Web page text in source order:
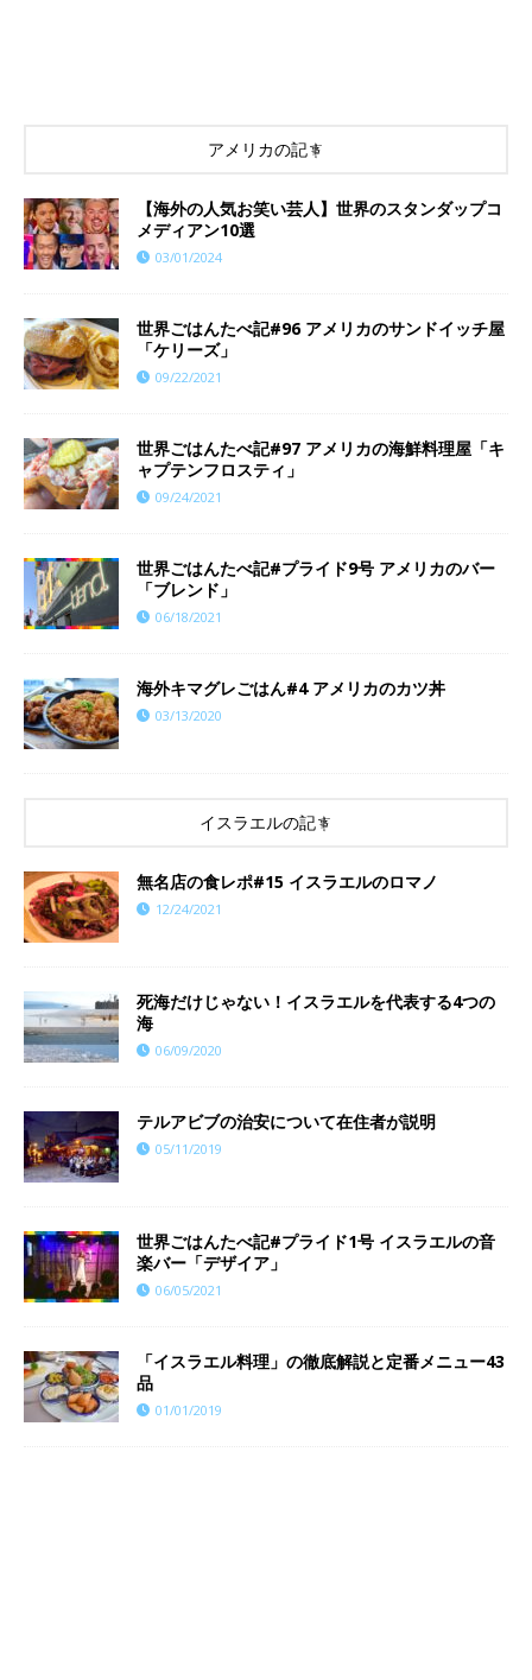
アメリカの記事
【海外の人気お笑い芸人】世界のスタンダップコ
メディアン10選
03/01/2024
世界ごはんたべ記#96 アメリカのサンドイッチ屋
「ケリーズ」
09/22/2021
世界ごはんたべ記#97 アメリカの海鮮料理屋「キ
ャプテンフロスティ」
09/24/2021
世界ごはんたべ記#プライド9号 アメリカのバー
「ブレンド」
06/18/2021
海外キマグレごはん#4 アメリカのカツ丼
03/13/2020
イスラエルの記事
​​無名店の食レポ#15 イスラエルのロマノ
12/24/2021
死海だけじゃない！イスラエルを代表する4つの
海
06/09/2020
テルアビブの治安について在住者が説明
05/11/2019
世界ごはんたべ記#プライド1号 イスラエルの音
楽バー「デザイア」
06/05/2021
「イスラエル料理」の徹底解説と定番メニュー43
品
01/01/2019